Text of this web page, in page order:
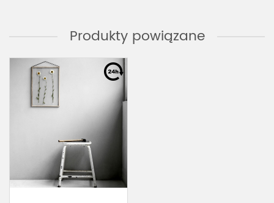
Produkty powiązane